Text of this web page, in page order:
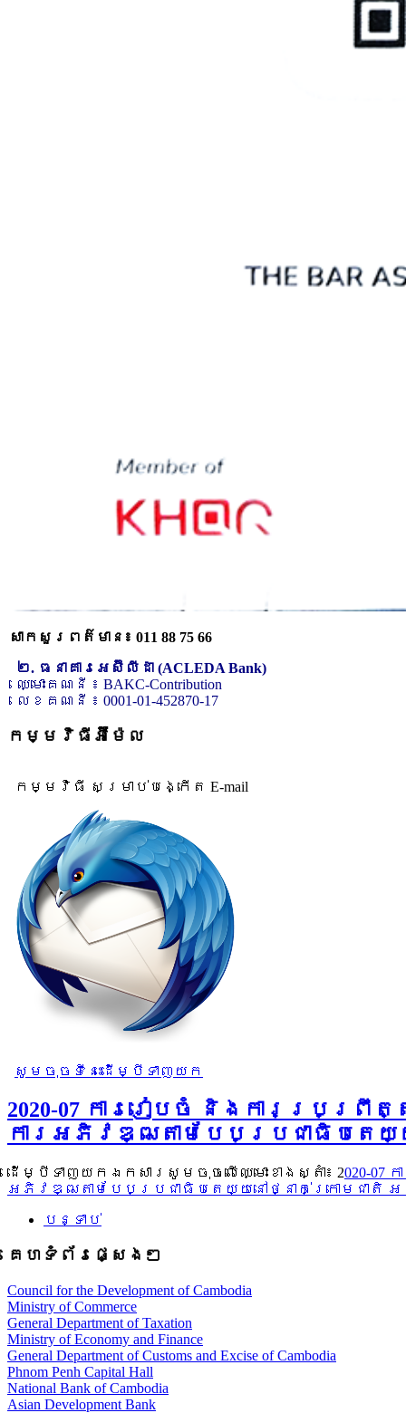
សាកសួរពត៌មាន៖ 011 88 75 66
២. ធនាគារអេស៊ីលីដា (ACLEDA Bank)
ឈ្មោះគណនី ៖ BAKC-Contribution
លេខគណនី ៖ 0001-01-452870-17
កម្មវិធីអ៊ីម៉ែល
កម្មវិធី សម្រាប់បង្កើត E-mail
សូមចុចទីនេះដើម្បីទាញយក
2020-07 ការរៀបចំ និងការប្រព្រឹ
ការអភិវឌ្ឍតាមបែបប្រជាធិបតេ
ដើម្បីទាញយកឯកសារសូមចុចលើឈ្មោះខាងស្តាំ៖ 2020-
អភិវឌ្ឍតាមបែបប្រជាធិបតេយ្យនៅថ្នាក់ក្រោមជា
បន្ទាប់
គេហទំព័រផ្សេងៗ
Council for the Development of Cambodia
Ministry of Commerce
General Department of Taxation
Ministry of Economy and Finance
General Department of Customs and Excise of Cambodia
Phnom Penh Capital Hall
National Bank of Cambodia
Asian Development Bank